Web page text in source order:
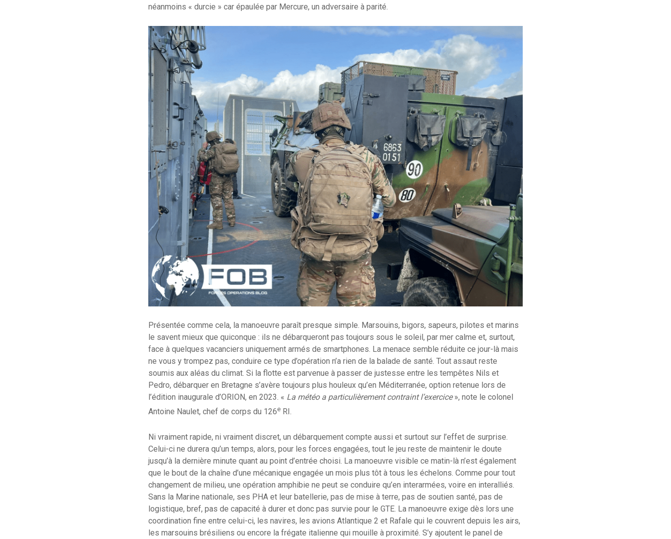
néanmoins « durcie » car épaulée par Mercure, un adversaire à parité.
Présentée comme cela, la manoeuvre paraît presque simple. Marsouins, bigors, sapeurs, pilotes et marins
le savent mieux que quiconque : ils ne débarqueront pas toujours sous le soleil, par mer calme et, surtout,
face à quelques vacanciers uniquement armés de smartphones. La menace semble réduite ce jour-là mais
ne vous y trompez pas, conduire ce type d’opération n’a rien de la balade de santé. Tout assaut reste
soumis aux aléas du climat. Si la flotte est parvenue à passer de justesse entre les tempêtes Nils et
Pedro, débarquer en Bretagne s’avère toujours plus houleux qu’en Méditerranée, option retenue lors de
l’édition inaugurale d’ORION, en 2023. « La météo a particulièrement contraint l’exercice», note le colonel
Antoine Naulet, chef de corps du 126e RI.
Ni vraiment rapide, ni vraiment discret, un débarquement compte aussi et surtout sur l’effet de surprise.
Celui-ci ne durera qu’un temps, alors, pour les forces engagées, tout le jeu reste de maintenir le doute
jusqu’à la dernière minute quant au point d’entrée choisi. La manoeuvre visible ce matin-là n’est également
que le bout de la chaîne d’une mécanique engagée un mois plus tôt à tous les échelons. Comme pour tout
changement de milieu, une opération amphibie ne peut se conduire qu’en interarmées, voire en interalliés.
Sans la Marine nationale, ses PHA et leur batellerie, pas de mise à terre, pas de soutien santé, pas de
logistique, bref, pas de capacité à durer et donc pas survie pour le GTE. La manoeuvre exige dès lors une
coordination fine entre celui-ci, les navires, les avions Atlantique 2 et Rafale qui le couvrent depuis les airs,
les marsouins brésiliens ou encore la frégate italienne qui mouille à proximité. S’y ajoutent le panel de